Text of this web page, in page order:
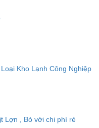
Kho Lạnh Công Nghiệp
Lợn , Bò với chi phí rẻ